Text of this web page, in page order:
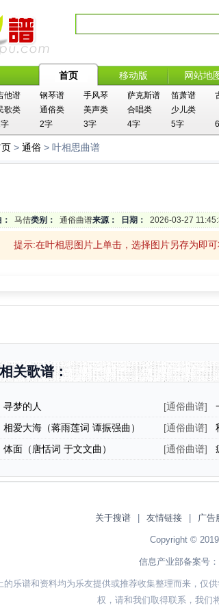
首页 移动版 网站地
他谱 钢琴谱 手风琴 萨克斯谱 笛萧谱
歌类 通俗类 美声类 合唱类
少儿类
2字 3字 4字 5字
> 通俗 > 叶相思曲谱
马佶类别： 通俗曲谱来源： 日期： 2026-03-27
提示:在叶相思图片上单击，选择图片另存为即
关歌谱：
寻梦的人 [通俗曲谱]
插曲、编配
相爱大海（蒋雨莲词 谭振强曲） [通俗曲谱]
体面（唐恬词 于文文曲） [通俗曲谱]
关于搜谱 友情链接 广告
Copyright ©
信息产业部备案号：
的乐谱和资料均为乐友提供或推荐收集整理而来，仅
权，请和我们取得联系，我们